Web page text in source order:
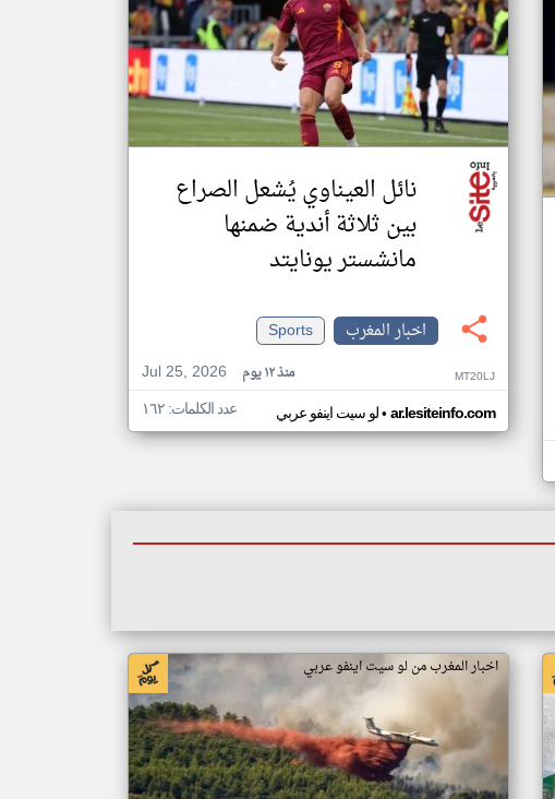
نائل العيناوي يُشعل الصراع
بين ثلاثة أندية ضمنها
مانشستر يونايتد
اخبار المغرب
Sports
Jul 25, 2026
منذ ١٢ يوم MT20LJ
لو سيت اينفو عربي• ar.lesiteinfo.com عدد الكلمات: ١٦٢
اخبار المغرب من لو سيت اينفو عربي